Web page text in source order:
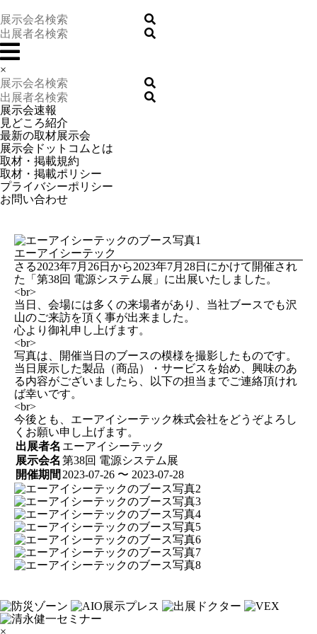
×
展示会速報
見どころ紹介
最新の取材展示会
展示会ドットコムとは
取材・掲載規約
取材・掲載ポリシー
プライバシーポリシー
お問い合わせ
エーアイシーテック
さる2023年7月26日から2023年7月28日にかけて開催され
た「第38回 電源システム展」に出展いたしました。
<br>
当日、会場には多くの来場者があり、当社ブースでも沢
山のご来訪を頂く事が出来ました。
心より御礼申し上げます。
<br>
写真は、開催当日のブースの模様を撮影したものです。
当日展示した製品（商品）・サービスを始め、興味のあ
る内容がございましたら、以下の担当までご連絡頂けれ
ば幸いです。
<br>
今後とも、エーアイシーテック株式会社をどうぞよろし
くお願い申し上げます。
出展者名 エーアイシーテック
展示会名 第38回 電源システム展
開催期間 2023-07-26 〜 2023-07-28
×